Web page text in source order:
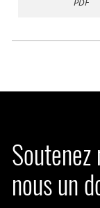
nous un